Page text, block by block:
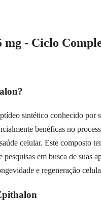
mg - Ciclo
sintético conhecido por
benéficas no
celular. Este composto
pesquisas em busca de suas
e regeneração